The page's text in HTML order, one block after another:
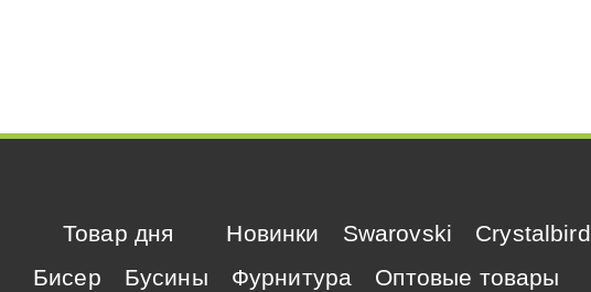
Товар дня Новинки Swarovski
Crystalbird
Бисер
Бусины Фурнитура
Оптовые товары